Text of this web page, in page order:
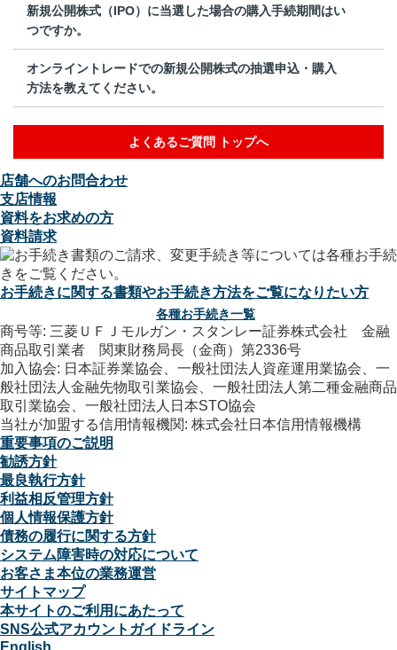
新規公開株式（IPO）に当選した場合の購入手続期間はい
つですか。
オンライントレードでの新規公開株式の抽選申込・購入
方法を教えてください。
よくあるご質問 トップへ
店舗へのお問合わせ
支店情報
資料をお求めの方
資料請求
お手続きに関する書類やお手続き方法をご覧になりたい方
各種お手続き一覧
商号等: 三菱ＵＦＪモルガン・スタンレー証券株式会社 金融
商品取引業者 関東財務局長（金商）第2336号
加入協会: 日本証券業協会、一般社団法人資産運用業協会、一
般社団法人金融先物取引業協会、一般社団法人第二種金融商品
取引業協会、一般社団法人日本STO協会
当社が加盟する信用情報機関: 株式会社日本信用情報機構
重要事項のご説明
勧誘方針
最良執行方針
利益相反管理方針
個人情報保護方針
債務の履行に関する方針
システム障害時の対応について
お客さま本位の業務運営
サイトマップ
本サイトのご利用にあたって
SNS公式アカウントガイドライン